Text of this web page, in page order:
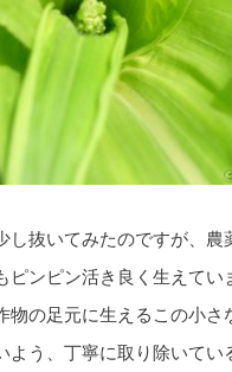
し抜いてみたのですが、農
ンピン活き良く生えてい
物の足元に生えるこの小さ
よう、丁寧に取り除いてい